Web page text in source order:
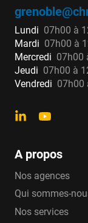
Lundi 07h00 à
Mardi 07h00 à
Mercredi 07h00
Jeudi 07h00 à
Vendredi 07h00
A propos
Nos agences
Qui sommes-
Nos services